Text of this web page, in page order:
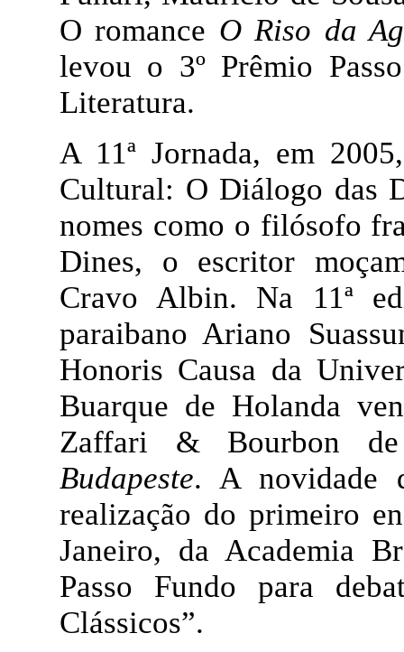
O romance O Riso da
levou o 3º Prêmio
Literatura.
A 11ª Jornada, em
Cultural: O Diálogo das
nomes como o filósofo
Dines, o escritor
Cravo Albin. Na 11ª
paraibano Ariano
Honoris Causa da
Buarque de Holanda
Zaffari & Bourbon
Budapeste. A novidade
realização do primeiro
Janeiro, da Academia
Passo Fundo para
Clássicos”.